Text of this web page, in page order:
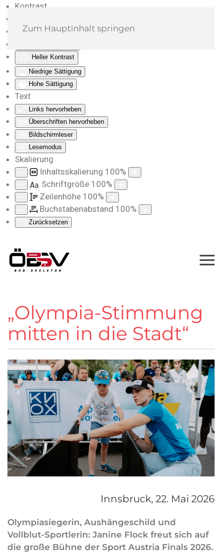
Kontrast
Monochrom
Heller Kontrast
Niedrige Sättigung
Hohe Sättigung
Text
Links hervorheben
Überschriften hervorheben
Bildschirmleser
Lesemodus
Skalierung
Inhaltsskalierung 100%
Aa Schriftgröße 100%
Zeilenhöhe 100%
Buchstabenabstand 100%
Zurücksetzen
Zum Hauptinhalt springen
„Olympia-Stimmung
mitten in die Stadt“
Innsbruck, 22. Mai 2026
Olympiasiegerin, Aushängeschild und
Vollblut-Sportlerin: Janine Flock freut sich auf
die große Bühne der Sport Austria Finals 2026.